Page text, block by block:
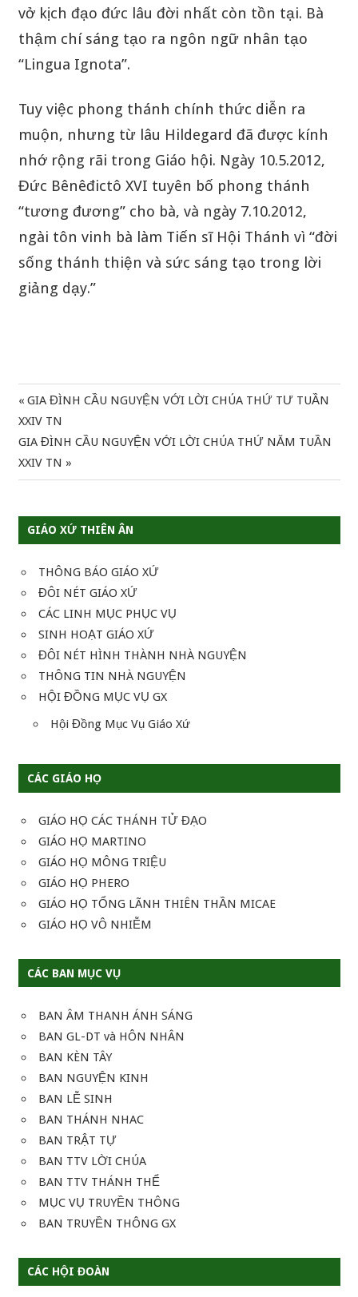
GIÁO XỨ THIÊN ÂN
THÔNG BÁO GIÁO XỨ
ĐÔI NÉT GIÁO XỨ
CÁC LINH MỤC PHỤC VỤ
SINH HOẠT GIÁO XỨ
ĐÔI NÉT HÌNH THÀNH NHÀ NGUYỆN
THÔNG TIN NHÀ NGUYỆN
HỘI ĐỒNG MỤC VỤ GX
Hội Đồng Mục Vụ Giáo Xứ
CÁC GIÁO HỌ
GIÁO HỌ CÁC THÁNH TỬ ĐẠO
GIÁO HỌ MARTINO
GIÁO HỌ MÔNG TRIỆU
GIÁO HỌ PHERO
GIÁO HỌ TỔNG LÃNH THIÊN THẦN MICAE
GIÁO HỌ VÔ NHIỄM
CÁC BAN MỤC VỤ
BAN ÂM THANH ÁNH SÁNG
BAN GL-DT và HÔN NHÂN
BAN KÈN TÂY
BAN NGUYỆN KINH
BAN LỄ SINH
BAN THÁNH NHAC
BAN TRẬT TỰ
BAN TTV LỜI CHÚA
BAN TTV THÁNH THỂ
MỤC VỤ TRUYỀN THÔNG
BAN TRUYỀN THÔNG GX
CÁC HỘI ĐOÀN
vở kịch đạo đức lâu đời nhất còn tồn tại. Bà
thậm chí sáng tạo ra ngôn ngữ nhân tạo
“Lingua Ignota”.
Tuy việc phong thánh chính thức diễn ra
muộn, nhưng từ lâu Hildegard đã được kính
nhớ rộng rãi trong Giáo hội. Ngày 10.5.2012,
Đức Bênêđictô XVI tuyên bố phong thánh
“tương đương” cho bà, và ngày 7.10.2012,
ngài tôn vinh bà làm Tiến sĩ Hội Thánh vì “đời
sống thánh thiện và sức sáng tạo trong lời
giảng dạy.”
Điều
hướng
bài
Previous
Post:
GIA ĐÌNH CẦU NGUYỆN VỚI LỜI CHÚA THỨ TƯ TUẦN
XXIV TN
Next
Post:
GIA ĐÌNH CẦU NGUYỆN VỚI LỜI CHÚA THỨ NĂM TUẦN
XXIV TN